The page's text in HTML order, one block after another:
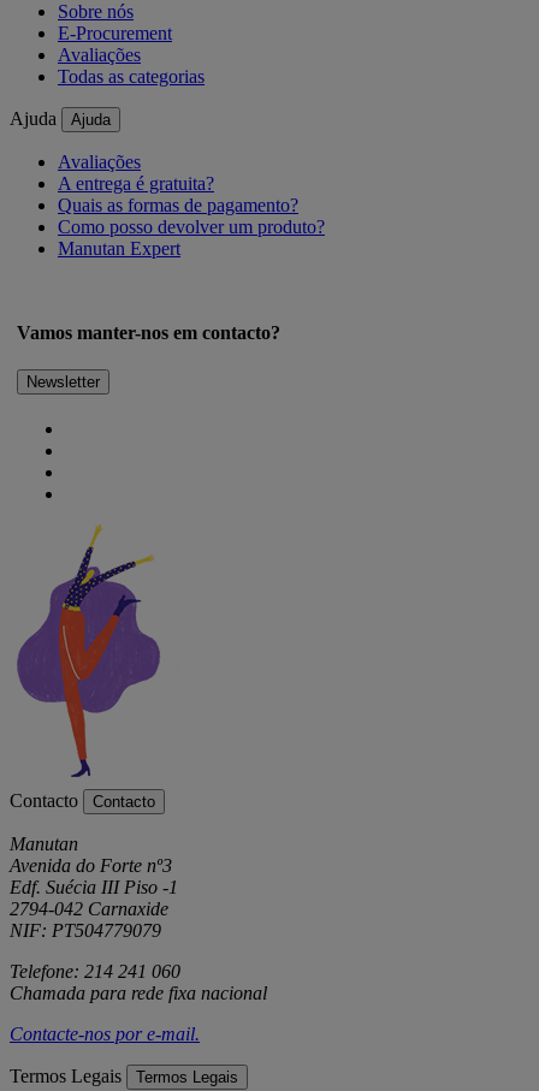
Sobre nós
E-Procurement
Avaliações
Todas as categorias
Ajuda Ajuda
Avaliações
A entrega é gratuita?
Quais as formas de pagamento?
Como posso devolver um produto?
Manutan Expert
Vamos manter-nos em contacto?
Newsletter
Contacto Contacto
Manutan
Avenida do Forte nº3
Edf. Suécia III Piso -1
2794-042 Carnaxide
NIF: PT504779079
Telefone: 214 241 060
Chamada para rede fixa nacional
Contacte-nos pore-mail.
Termos Legais Termos Legais